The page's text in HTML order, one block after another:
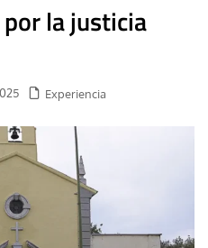
la justicia
Experiencia